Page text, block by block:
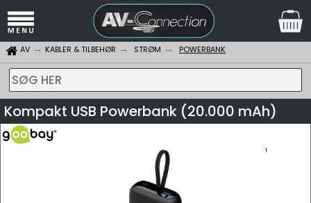
AV KABLER & TILBEHØR STRØM POWERBANK
SØG HER
Kompakt USB Powerbank (20.000 mAh)